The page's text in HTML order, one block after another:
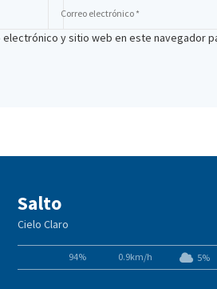
y sitio web en este navegador
Salto
Cielo Claro
94% 0.9km/h 5%